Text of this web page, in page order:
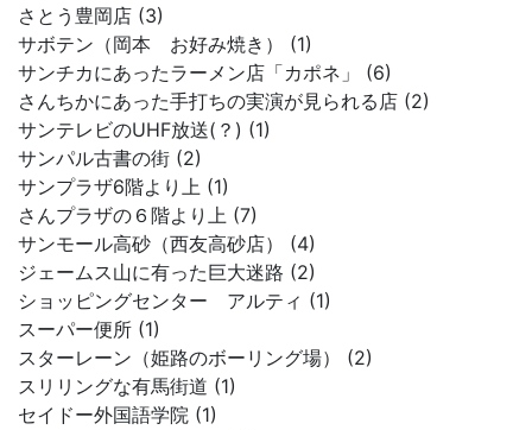
さとう豊岡店 (3)
サボテン（岡本 お好み焼き） (1)
サンチカにあったラーメン店「カポネ」 (6)
さんちかにあった手打ちの実演が見られる店 (2)
サンテレビのUHF放送(？) (1)
サンパル古書の街 (2)
サンプラザ6階より上 (1)
さんプラザの６階より上 (7)
サンモール高砂（西友高砂店） (4)
ジェームス山に有った巨大迷路 (2)
ショッピングセンター アルティ (1)
スーパー便所 (1)
スターレーン（姫路のボーリング場） (2)
スリリングな有馬街道 (1)
セイドー外国語学院 (1)